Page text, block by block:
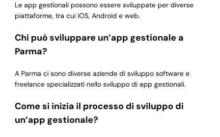
Le app gestionali possono essere sviluppate per diverse
piattaforme, tra cui iOS, Android e web.
Chi può sviluppare un’app gestionale a
Parma?
A Parma ci sono diverse aziende di sviluppo software e
freelance specializzati nello sviluppo di app gestionali.
Come si inizia il processo di sviluppo di
un’app gestionale?